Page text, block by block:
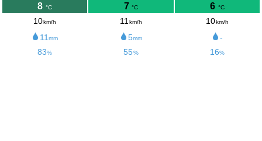
8 °C
10km/h
11 mm
83%
7 °C
11km/h
5mm
55%
6 °C
10km/h
-
16%